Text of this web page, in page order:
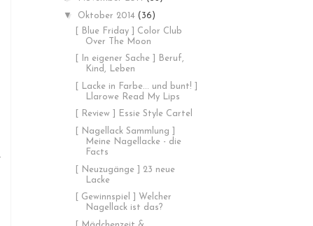
▼ Oktober 2014(36)
[ Blue Friday ] Color Club
Over The Moon
[ In eigener Sache ] Beruf,
Kind, Leben
[ Lacke in Farbe... und bunt! ]
Llarowe Read My Lips
[ Review ] Essie Style Cartel
[ Nagellack Sammlung ]
Meine Nagellacke - die
Facts
[ Neuzugänge ] 23 neue
Lacke
[ Gewinnspiel ] Welcher
Nagellack ist das?